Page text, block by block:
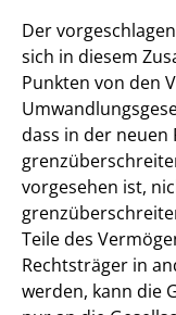
Der
sich in diesem
Punkten von den
dass in der
vorgesehen ist,
Teile des
Rechtsträger in
werden, kann die